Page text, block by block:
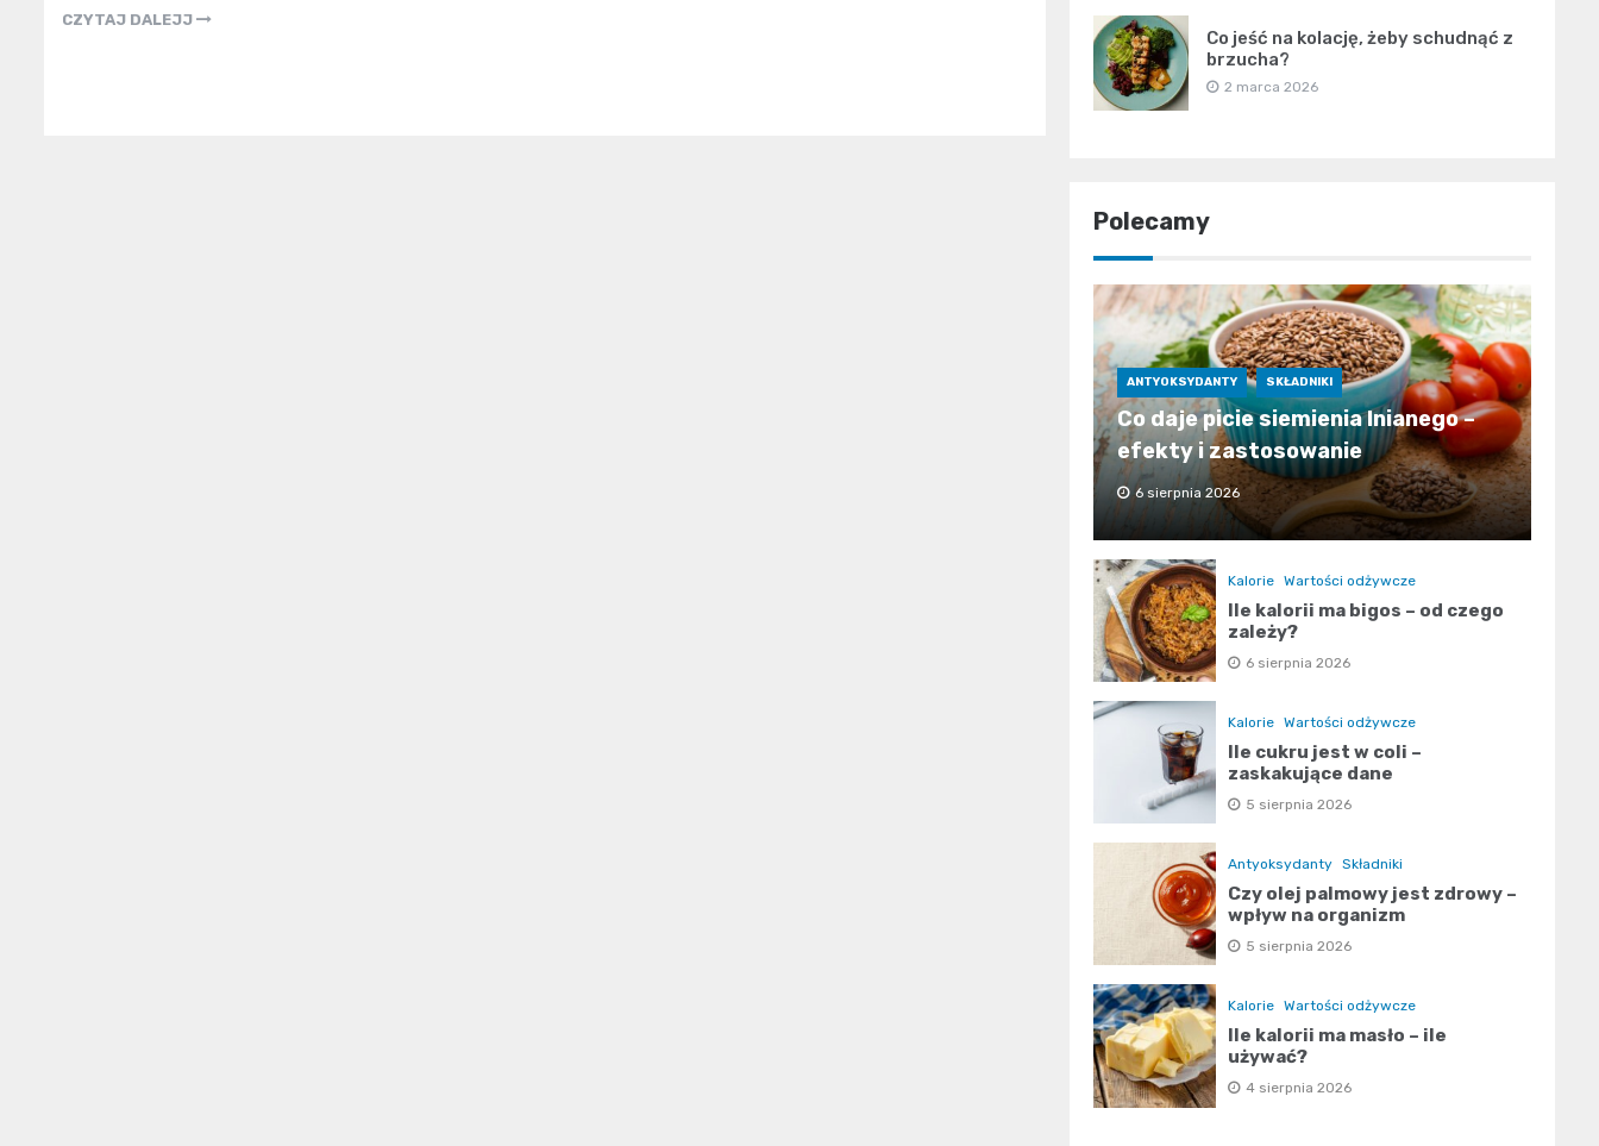
CZYTAJ DALEJJ
Co jeść na kolację, żeby schudnąć z
brzucha?
2 marca 2026
Polecamy
ANTYOKSYDANTY SKŁADNIKI
Co daje picie siemienia lnianego –
efekty i zastosowanie
6 sierpnia 2026
Kalorie Wartości odżywcze
Ile kalorii ma bigos – od czego
zależy?
6 sierpnia 2026
Kalorie Wartości odżywcze
Ile cukru jest w coli –
zaskakujące dane
5 sierpnia 2026
Antyoksydanty Składniki
Czy olej palmowy jest zdrowy –
wpływ na organizm
5 sierpnia 2026
Kalorie Wartości odżywcze
Ile kalorii ma masło – ile
używać?
4 sierpnia 2026